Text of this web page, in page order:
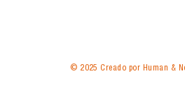
© 2025 Creado por Human &